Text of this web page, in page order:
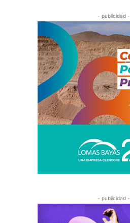
- publicidad -
- publicidad -